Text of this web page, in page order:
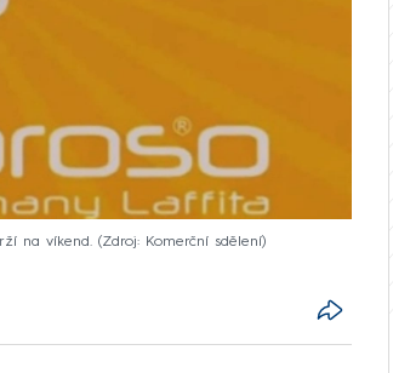
na víkend. Zdroj: Komerční sdělení